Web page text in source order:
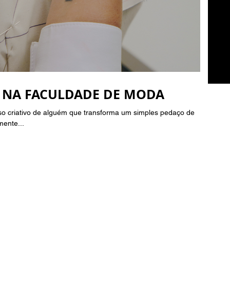
FACULDADE DE MODA
criativo de alguém que transforma um simples pedaço de